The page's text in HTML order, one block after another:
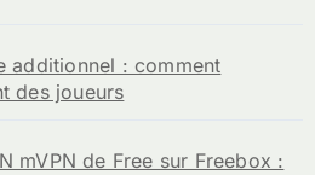
additionnel : comment
des joueurs
mVPN de Free sur Freebox :